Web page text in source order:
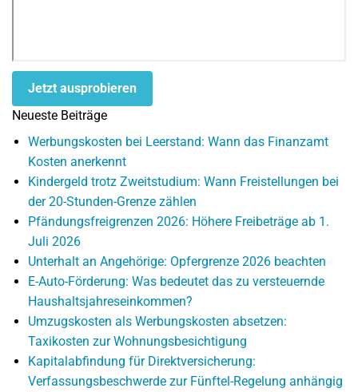
Jetzt ausprobieren
Neueste Beiträge
Werbungskosten bei Leerstand: Wann das Finanzamt
Kosten anerkennt
Kindergeld trotz Zweitstudium: Wann Freistellungen bei
der 20-Stunden-Grenze zählen
Pfändungsfreigrenzen 2026: Höhere Freibeträge ab 1.
Juli 2026
Unterhalt an Angehörige: Opfergrenze 2026 beachten
E-Auto-Förderung: Was bedeutet das zu versteuernde
Haushaltsjahreseinkommen?
Umzugskosten als Werbungskosten absetzen:
Taxikosten zur Wohnungsbesichtigung
Kapitalabfindung für Direktversicherung:
Verfassungsbeschwerde zur Fünftel-Regelung anhängig